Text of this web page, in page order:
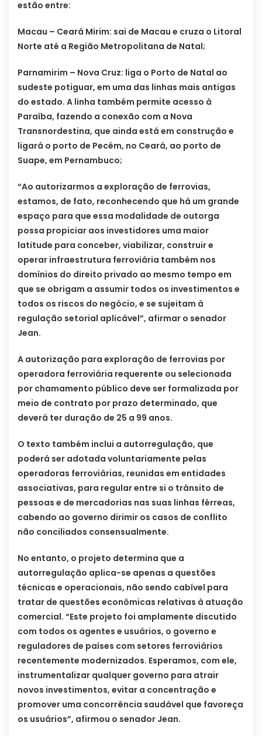
estão entre:
Macau – Ceará Mirim: sai de Macau e cruza o Litoral
Norte até a Região Metropolitana de Natal;
Parnamirim – Nova Cruz: liga o Porto de Natal ao
sudeste potiguar, em uma das linhas mais antigas
do estado. A linha também permite acesso à
Paraíba, fazendo a conexão com a Nova
Transnordestina, que ainda está em construção e
ligará o porto de Pecém, no Ceará, ao porto de
Suape, em Pernambuco;
“Ao autorizarmos a exploração de ferrovias,
estamos, de fato, reconhecendo que há um grande
espaço para que essa modalidade de outorga
possa propiciar aos investidores uma maior
latitude para conceber, viabilizar, construir e
operar infraestrutura ferroviária também nos
domínios do direito privado ao mesmo tempo em
que se obrigam a assumir todos os investimentos e
todos os riscos do negócio, e se sujeitam à
regulação setorial aplicável”, afirmar o senador
Jean.
A autorização para exploração de ferrovias por
operadora ferroviária requerente ou selecionada
por chamamento público deve ser formalizada por
meio de contrato por prazo determinado, que
deverá ter duração de 25 a 99 anos.
O texto também inclui a autorregulação, que
poderá ser adotada voluntariamente pelas
operadoras ferroviárias, reunidas em entidades
associativas, para regular entre si o trânsito de
pessoas e de mercadorias nas suas linhas férreas,
cabendo ao governo dirimir os casos de conflito
não conciliados consensualmente.
No entanto, o projeto determina que a
autorregulação aplica-se apenas a questões
técnicas e operacionais, não sendo cabível para
tratar de questões econômicas relativas à atuação
comercial. “Este projeto foi amplamente discutido
com todos os agentes e usuários, o governo e
reguladores de países com setores ferroviários
recentemente modernizados. Esperamos, com ele,
instrumentalizar qualquer governo para atrair
novos investimentos, evitar a concentração e
promover uma concorrência saudável que favoreça
os usuários”, afirmou o senador Jean.